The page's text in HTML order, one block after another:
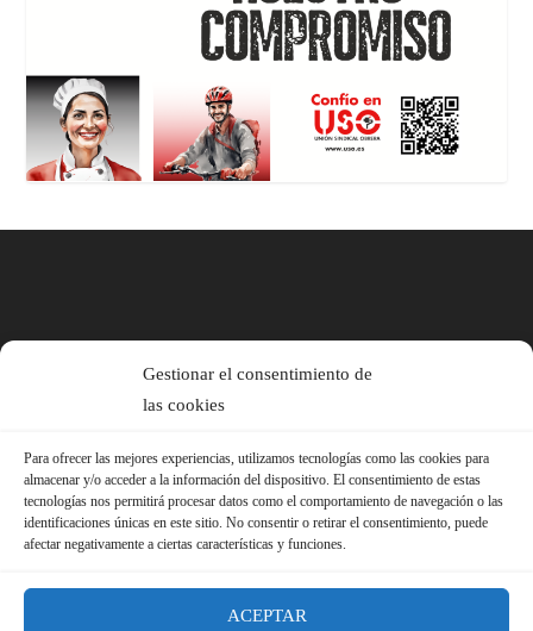
Gestionar el consentimiento de
las cookies
Para ofrecer las mejores experiencias, utilizamos tecnologías como las cookies para
almacenar y/o acceder a la información del dispositivo. El consentimiento de estas
tecnologías nos permitirá procesar datos como el comportamiento de navegación o las
identificaciones únicas en este sitio. No consentir o retirar el consentimiento, puede
afectar negativamente a ciertas características y funciones.
ACEPTAR